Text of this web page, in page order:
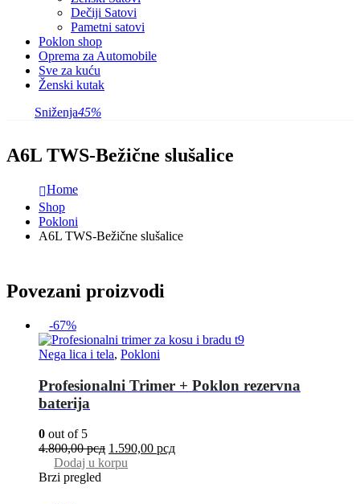
Dečiji Satovi
Pametni satovi
Poklon shop
Oprema za Automobile
Sve za kuću
Ženski kutak
Sniženja45%
A6L TWS-Bežične slušalice
Home
Shop
Pokloni
A6L TWS-Bežične slušalice
Povezani proizvodi
-67%
Nega lica i tela, Pokloni
Profesionalni Trimer + Poklon rezervna
baterija
0 out of 5
4.800,00рсд 1.590,00 рсд
Dodaj u korpu
Brzi pregled